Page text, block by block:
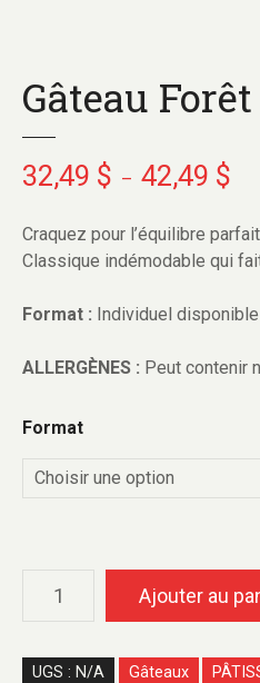
Gâteau
32,49 $ – 42,49 $
Craquez pour l’équilibre
Classique indémodable qui
Format : Individuel disponible
ALLERGÈNES : Peut contenir
Format
Ajouter au
UGS : N/A Gâteaux